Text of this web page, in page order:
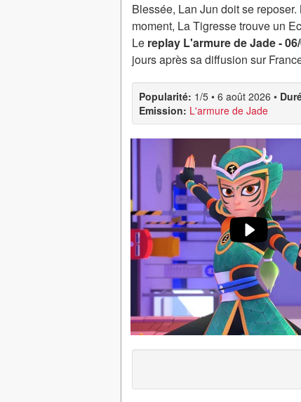
Blessée, Lan Jun doit se
moment, La Tigresse trouve un
Le replay L'armure de Jade -
jours après sa diffusion sur
Popularité: 1/5 • 6 août 2026 •
Emission: L'armure de Jade